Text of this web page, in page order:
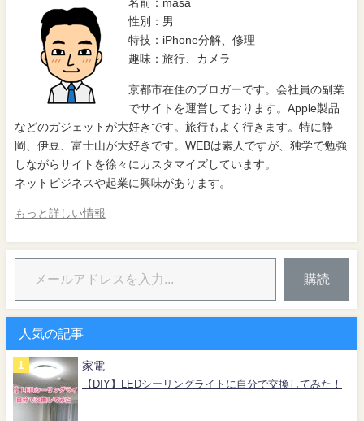
名前：masa
性別：男
特技：iPhone分解、修理
趣味：旅行、カメラ
京都市在住のブロガーです。会社員の副業
でサイトを運営しております。Apple製品
などのガジェットが大好きです。旅行もよく行きます。特に静
岡、伊豆、富士山が大好きです。WEBは素人ですが、独学で勉強
しながらサイトを徐々にカスタマイズしています。
ネットビジネスや起業に興味があります。
もっと詳しい情報
購読
人気の記事
家電
【DIY】LEDシーリングライトに自分で交換してみた！